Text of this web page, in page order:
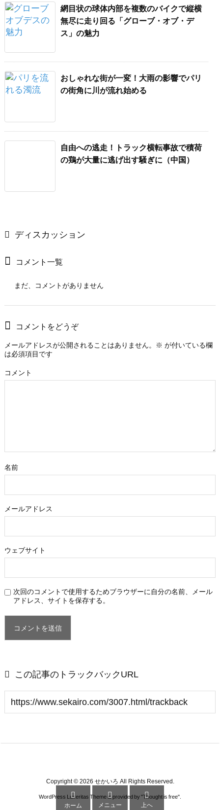
網目状の球体内部を複数のバイクで縦横
無尽に走り回る「グローブ・オブ・デ
ス」の魅力
おしゃれな街が一変！大雨の影響でパリ
の街角に川が流れ始める
自由への逃走！トラック横転事故で積荷
の鶏が大量に逃げ出す騒ぎに（中国）
ディスカッション
コメント一覧
まだ、コメントがありません
コメントをどうぞ
メールアドレスが公開されることはありません。 ※ が付いている欄
は必須項目です
コメント
名前
メールアドレス
ウェブサイト
次回のコメントで使用するためブラウザーに自分の名前、メール
アドレス、サイトを保存する。
 この記事のトラックバックURL
Copyright © 2026 せかいろ All Rights Reserved.
WordPress Luxeritas Theme is provided by "Thought is free".

ホーム

メニュー

上へ